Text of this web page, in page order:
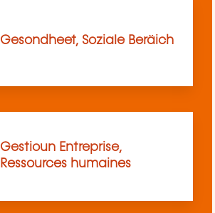
Gesondheet, Soziale Beräich
Gestioun Entreprise,
Ressources humaines